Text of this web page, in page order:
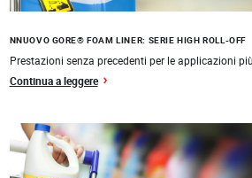
NNUOVO GORE® FOAM LINER: SERIE HIGH ROLL-OFF
Prestazioni senza precedenti per le applicazioni
Continua a leggere